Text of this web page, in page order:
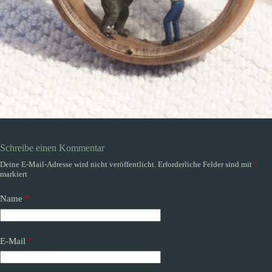
Schreibe einen Kommentar
Deine E-Mail-Adresse wird nicht veröffentlicht. Erforderliche Felder sind mit *
markiert
Name *
E-Mail *